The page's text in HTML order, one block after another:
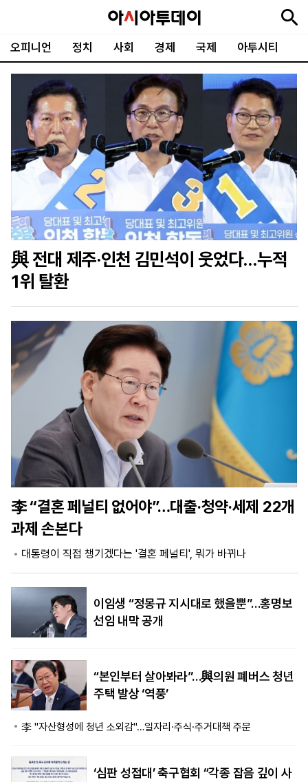
오피니언 정치 사회 경제 국제 아투시티
뉴
스
최
신
속
보
정
치
사
회
경
제
국
제
오
피
니
언
피
플
아
투
시
티
문
화
스
포
츠
포
토
ENGLISH
中
文
Tiếng
Việt
지
면
기
신
문
독
후
원
기
제
보
시
회
사
개
앱
설
마
켓
파
운
세
골
프
與 전대 제주·인천 김민석이 웃었다…누적
1위 탈환
李 “결혼 페널티 없어야”…대출·청약·세제 22개
과제 손본다
대통령이 직접 챙기겠다는 '결혼 페널티', 뭐가 바뀌나
이임생 “정몽규 지시대로 했을뿐”…홍명보
선임 내막 공개
“본인부터 살아봐라”…與의원 폐버스 청년
주택 발상 ‘역풍’
李 "자산형성에 청년 소외감"…일자리·주식·주거대책 주문
‘심판 성접대’ 축구협회 “각종 잡음 깊이 사